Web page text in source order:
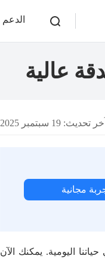
الدعم
تحديث: 19 سبتمبر 2025
مجانية
اليومية. يمكنك الآن